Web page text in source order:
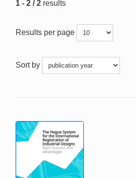
1 - 2 / 2 results
Results per page
Sort by